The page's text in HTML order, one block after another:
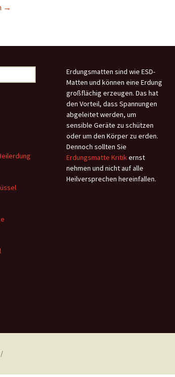
für Funkautoschlüssel
→
Erdungsmatten sind wie ESD-
Matten und können eine Erdung
großflächig erzeugen. Das hat
den Vorteil, dass Spannungen
abgeleitet werden, um
sensible Geräte zu schützen
oder um den Körper zu erden.
Dennoch sollten Sie
Erdungsmatte Kritikernst
nehmen und nicht auf alle
Heilversprechen hereinfallen.